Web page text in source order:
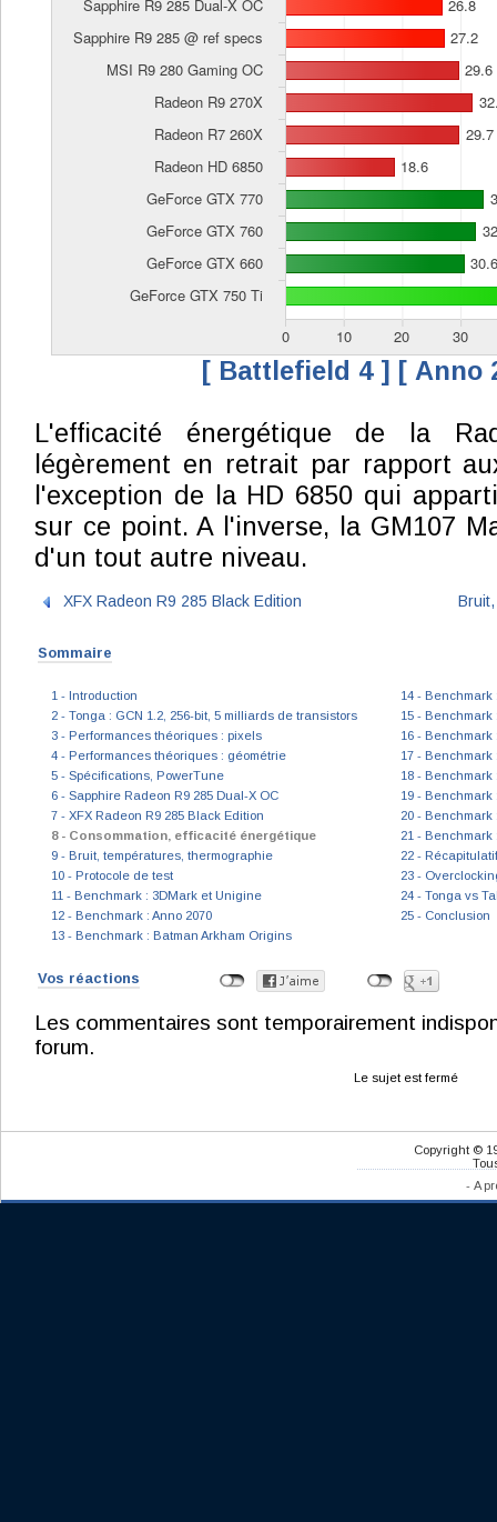
[ Battlefield 4 ] [ Anno
L'efficacité énergétique de la
légèrement en retrait par rapport
l'exception de la HD 6850 qui
sur ce point. A l'inverse, la GM107
d'un tout autre niveau.
XFX Radeon R9 285 Black Edition
Sommaire
1 - Introduction
2 - Tonga : GCN 1.2, 256-bit, 5 milliards de transistors
3 - Performances théoriques : pixels
4 - Performances théoriques : géométrie
5 - Spécifications, PowerTune
6 - Sapphire Radeon R9 285 Dual-X OC
7 - XFX Radeon R9 285 Black Edition
8 - Consommation, efficacité énergétique
9 - Bruit, températures, thermographie
10 - Protocole de test
11 - Benchmark : 3DMark et Unigine
12 - Benchmark : Anno 2070
13 - Benchmark : Batman Arkham Origins
14 -
15 - Benchmark
16 - Benchmark
17 - Benchmark
18 - Benchmark
19 - Benchmark
20 -
21 - Benchmark
22 -
23 -
24 - Tonga vs
25 - Conclusion
Vos réactions
Les commentaires sont temporairement
forum.
Le sujet est fermé
Copyright ©
- A